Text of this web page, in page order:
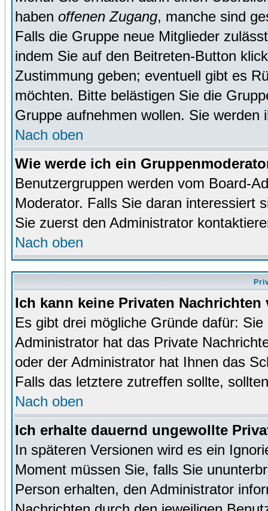
haben offenen Zugang, manche sind
Falls die Gruppe neue Mitglieder
indem Sie auf den Beitreten-Button
Zustimmung geben; eventuell gibt es
möchten. Bitte belästigen Sie die
Gruppe aufnehmen wollen. Sie werden
Nach oben
Wie werde ich ein
Benutzergruppen werden vom Board-
Moderator. Falls Sie daran interessiert
Sie zuerst den Administrator
Nach oben
Ich kann keine Privaten Nachrichten
Es gibt drei mögliche Gründe dafür:
Administrator hat das Private
oder der Administrator hat Ihnen das
Falls das letztere zutreffen sollte,
Nach oben
Ich erhalte dauernd ungewollte
In späteren Versionen wird es ein
Moment müssen Sie, falls Sie
Person erhalten, den Administrator